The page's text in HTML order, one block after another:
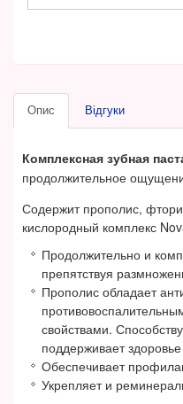
Опис Відгуки
Комплексная зубная
продолжительное
Содержит прополис,
кислородный комплекс
Продолжительно и
препятствуя
Прополис обладает
свойствами.
поддерживает
Обеспечивает
Укрепляет и